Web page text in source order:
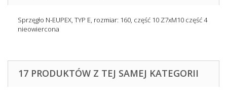
Sprzęgło N-EUPEX, TYP E, rozmiar: 160, część 10 Z7xM10 część 4
nieowiercona
17 PRODUKTÓW Z TEJ SAMEJ KATEGORII